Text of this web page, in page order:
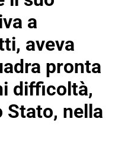
a
aveva
pronta
difficoltà,
Stato, nella